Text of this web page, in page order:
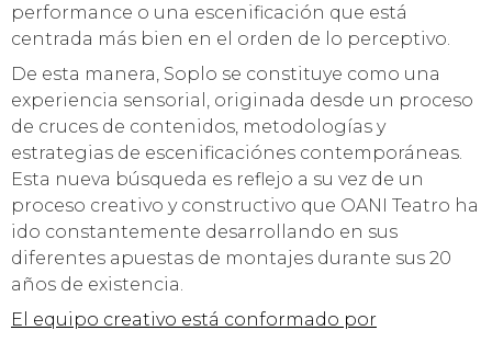
performance o una escenificación que está
centrada más bien en el orden de lo perceptivo.
De esta manera, Soplo se constituye como una
experiencia sensorial, originada desde un proceso
de cruces de contenidos, metodologías y
estrategias de escenificaciónes contemporáneas.
Esta nueva búsqueda es reflejo a su vez de un
proceso creativo y constructivo que OANI Teatro ha
ido constantemente desarrollando en sus
diferentes apuestas de montajes durante sus 20
años de existencia.
El equipo creativo está conformado por